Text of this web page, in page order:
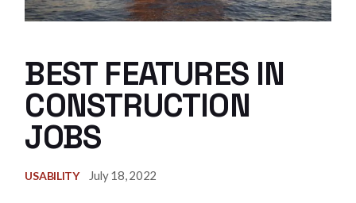
BEST FEATURES IN
CONSTRUCTION
JOBS
USABILITY July 18, 2022